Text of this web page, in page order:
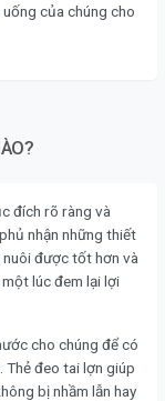
của chúng cho
đích rõ ràng và
nhận những thiết
được tốt hơn và
lúc đem lại lợi
cho chúng để có
đeo tai lợn giúp
bị nhầm lẫn hay